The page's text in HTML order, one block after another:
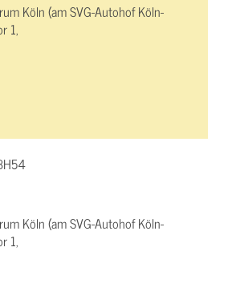
Köln (am SVG-Autohof Köln-
1,
Köln (am SVG-Autohof Köln-
1,